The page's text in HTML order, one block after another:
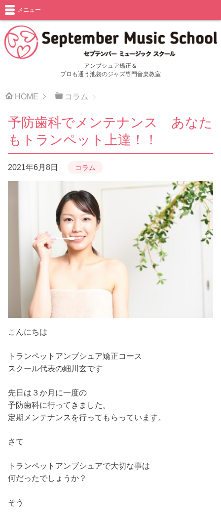
アンブシュア矯正＆
プロも通う池袋のジャズ専門音楽教室
メニュー
HOME コラム
予防歯科でメンテナンス あなた
もトランペット上達！！
2021年6月8日 コラム
こんにちは
トランペットアンブシュア矯正コース
スクール代表の細川玄です
先日は３か月に一度の
予防歯科に行ってきました。
定期メンテナンスを行ってもらっています。
さて
トランペットアンブシュアで大切な事は
何だったでしょうか？
そう